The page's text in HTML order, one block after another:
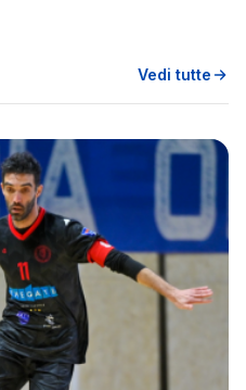
Vedi tutte